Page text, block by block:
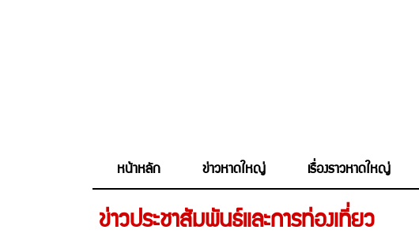
หน้าหลัก ข่าวหาดใหญ่ เรื่องราวหาดใหญ่
ข่าวประชาสัมพันธ์และการท่องเที่ยว